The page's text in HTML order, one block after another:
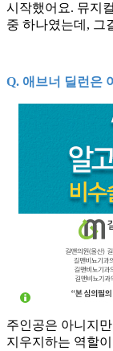
시작했어요. 뮤지
중 하나였는데, 그
Q. 애브너 딜런은
주인공은 아니지
지우지하는 역할